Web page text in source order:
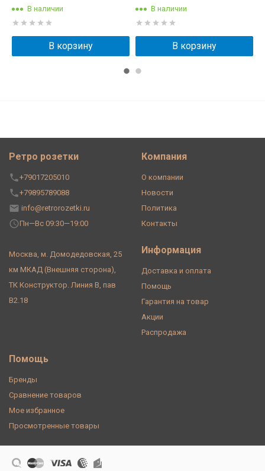
В наличии
В корзину
В наличии
В корзину
Ретро розетки
+79017205010
+79895789088
info@retrorozetki.ru
Пн—Вс 09:30—19:00
Москва, м. Домодедовская, 25
км МКАД (Внешняя сторона),
ТК Конструктор. Линия В, пав
В2.18
Компания
О компании
Новости
Политика
Контакты
Информация
Доставка и оплата
Помощь
Гарантия на товар
Акции
Распродажа
Помощь
Бренды
Сравнение товаров
Мое избранное
Просмотренные товары